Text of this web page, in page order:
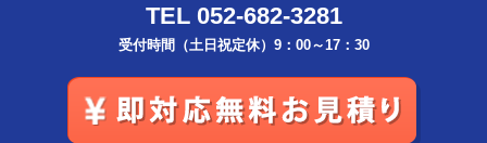
TEL 052-682-3281
受付時間（土日祝定休）9：00～17：30